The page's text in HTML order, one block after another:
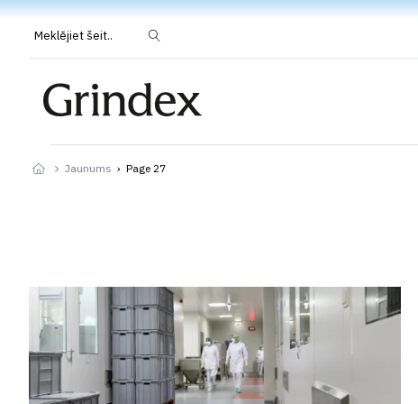
Meklējiet šeit..
Jaunums › Page 27